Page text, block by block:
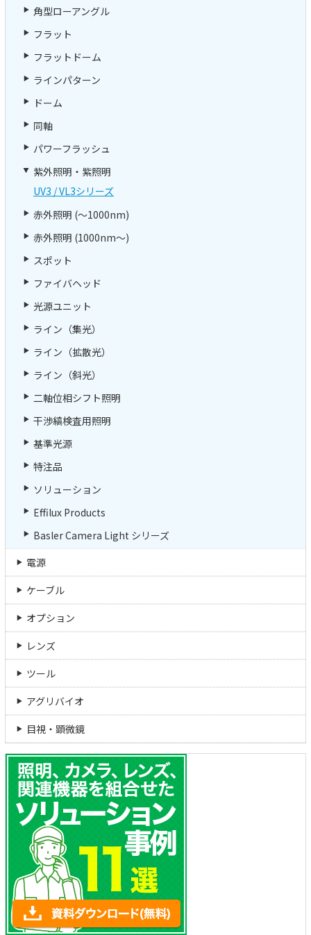
角型ローアングル
フラット
フラットドーム
ラインパターン
ドーム
同軸
パワーフラッシュ
紫外照明・紫照明
UV3 / VL3シリーズ
赤外照明 (～1000nm)
赤外照明 (1000nm～)
スポット
ファイバヘッド
光源ユニット
ライン（集光）
ライン（拡散光）
ライン（斜光）
二軸位相シフト照明
干渉縞検査用照明
基準光源
特注品
ソリューション
Effilux Products
Basler Camera Light シリーズ
電源
ケーブル
オプション
レンズ
ツール
アグリバイオ
目視・顕微鏡